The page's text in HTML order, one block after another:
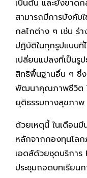
เป็นต้น และยังขาด
สามารถมีการบังคับ
กลไกต่าง ๆ เช่น ร่
ปฏิบัติในทุกรูปแบบที่
เปลี่ยนแปลงที่เป็นรู
สิทธิพื้นฐานอื่น ๆ ซึ่
พัฒนาคุณภาพชีวิต โ
ยุติธรรมทางสุขภาพ
ด้วยเหตุนี้ ในเดือน
หลักจากกองทุนโล
เอดส์ด้วยชุดบริการ
ประชุมถอดบทเรียน